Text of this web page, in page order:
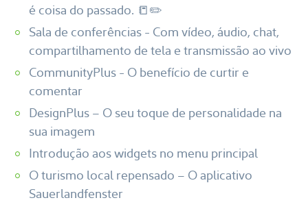
é coisa do passado. 📒✏️
Sala de conferências - Com vídeo, áudio, chat,
compartilhamento de tela e transmissão ao vivo
CommunityPlus - O benefício de curtir e
comentar
DesignPlus – O seu toque de personalidade na
sua imagem
Introdução aos widgets no menu principal
O turismo local repensado – O aplicativo
Sauerlandfenster